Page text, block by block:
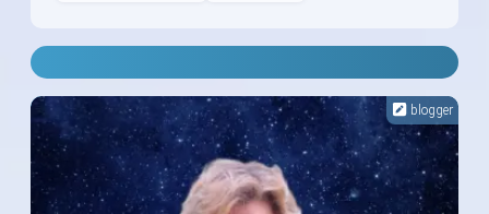
blogger